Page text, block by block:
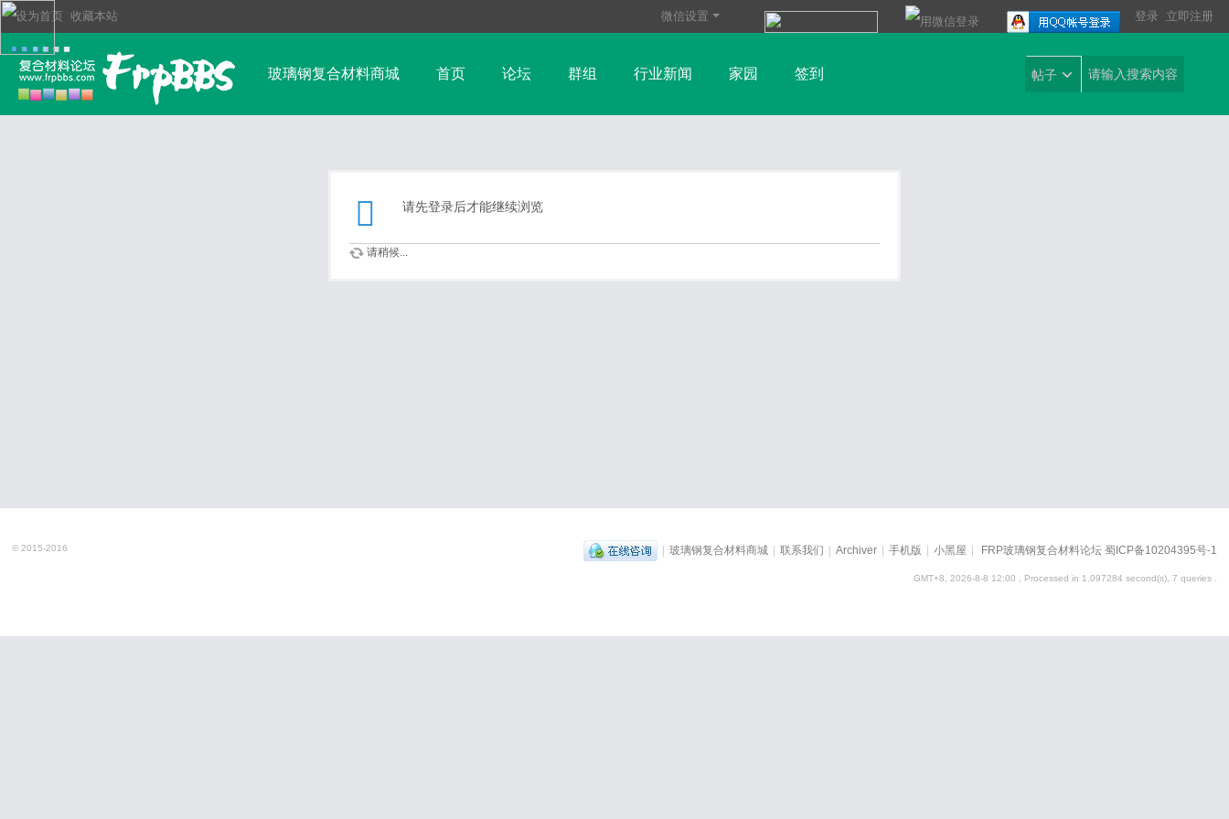
设为首页 收藏本站 登录 立即注册
微信设置
玻璃钢复合材料商城 首页 论坛 群组 行业新闻 家园 签到 帖子
请先登录后才能继续浏览
请稍候...
| 玻璃钢复合材料商城 | 联系我们 | Archiver | 手机版 | 小黑屋 | FRP玻璃钢复合材料论坛 蜀ICP备10204395号-1
GMT+8, 2026-8-8 12:00 , Processed in 1.097284 second(s), 7 queries .
© 2015-2016